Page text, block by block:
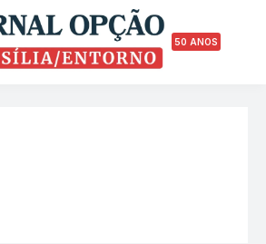
50 ANOS